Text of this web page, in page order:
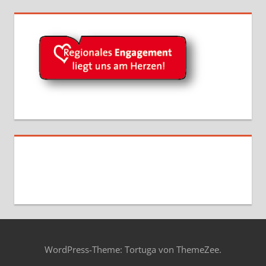
WordPress-Theme: Tortuga von ThemeZee.